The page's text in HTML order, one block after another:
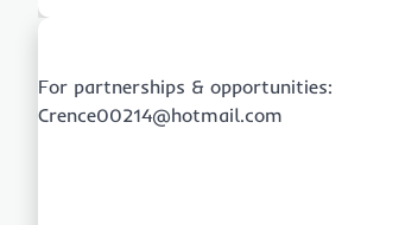
For partnerships & opportunities:
Crence00214@hotmail.com